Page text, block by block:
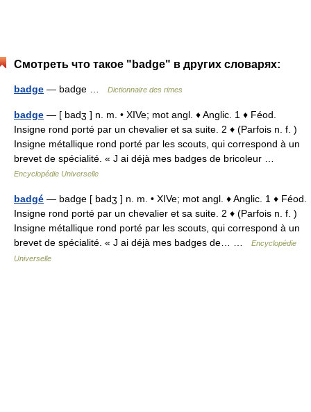
Смотреть что такое "badge" в других словарях:
badge — badge … Dictionnaire des rimes
badge — [ badʒ ] n. m. • XIVe; mot angl. ♦ Anglic. 1 ♦ Féod.
Insigne rond porté par un chevalier et sa suite. 2 ♦ (Parfois n. f. )
Insigne métallique rond porté par les scouts, qui correspond à un
brevet de spécialité. « J ai déjà mes badges de bricoleur …
Encyclopédie Universelle
badgé — badge [ badʒ ] n. m. • XIVe; mot angl. ♦ Anglic. 1 ♦ Féod.
Insigne rond porté par un chevalier et sa suite. 2 ♦ (Parfois n. f. )
Insigne métallique rond porté par les scouts, qui correspond à un
brevet de spécialité. « J ai déjà mes badges de… …
Encyclopédie
Universelle